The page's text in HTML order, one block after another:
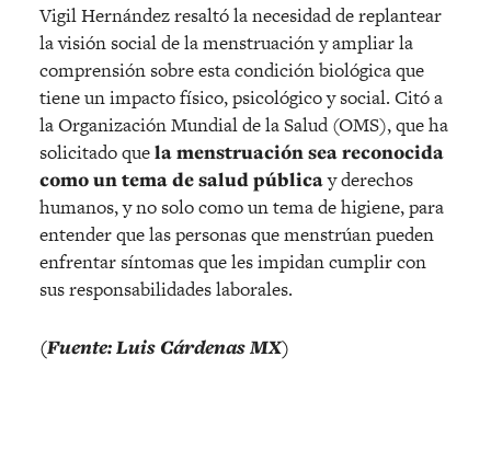
Vigil Hernández resaltó la necesidad de replantear
la visión social de la menstruación y ampliar la
comprensión sobre esta condición biológica que
tiene un impacto físico, psicológico y social. Citó a
la Organización Mundial de la Salud (OMS), que ha
solicitado quela menstruación sea reconocida
como un tema de salud públicay derechos
humanos, y no solo como un tema de higiene, para
entender que las personas que menstrúan pueden
enfrentar síntomas que les impidan cumplir con
sus responsabilidades laborales.
(Fuente: Luis Cárdenas MX)